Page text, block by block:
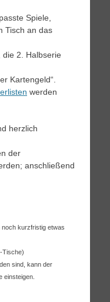
Spiele,
Tisch an das
2. Halbserie
Kartengeld“.
werden
herzlich
der
anschließend
kurzfristig etwas
Tische)
sind, kann der
einsteigen.